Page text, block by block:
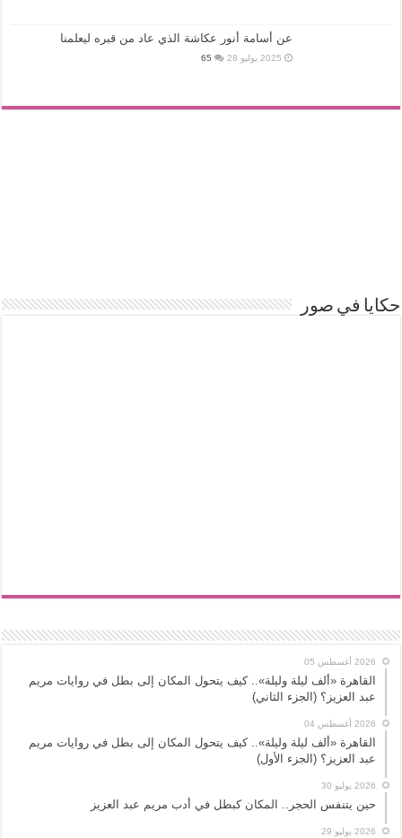
عن أسامة أنور عكاشة الذي عاد من قبره ليعلمنا
2025 يوليو 28 65
حكايا في صور
2026 أغسطس 05
القاهرة «ألف ليلة وليلة».. كيف يتحول المكان إلى بطل في روايات مريم
عبد العزيز؟ (الجزء الثاني)
2026 أغسطس 04
القاهرة «ألف ليلة وليلة».. كيف يتحول المكان إلى بطل في روايات مريم
عبد العزيز؟ (الجزء الأول)
2026 يوليو 30
حين يتنفس الحجر.. المكان كبطل في أدب مريم عبد العزيز
2026 يوليو 29